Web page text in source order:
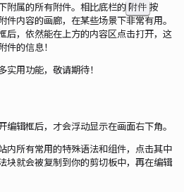
附属的所有附件。相比底栏的 附件 按
内容的画廊，在某些场景下非常有用。
后，依然能在上方的内容区点击打开，这
件的信息！
用功能，敬请期待！
辑框后，才会浮动显示在画面右下角。
内所有常用的特殊语法和组件，点击其中
块就会被复制到你的剪切板中，再在编辑